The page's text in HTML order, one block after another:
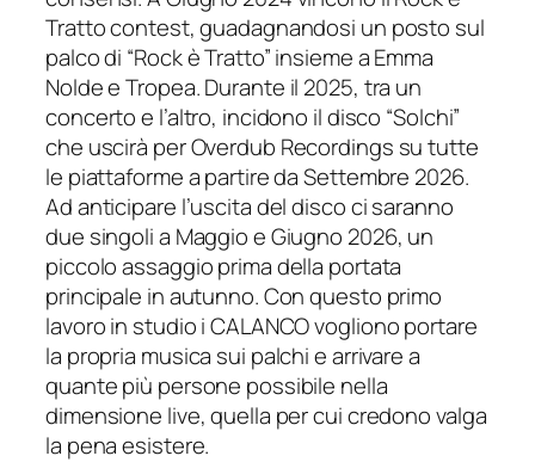
Tratto contest, guadagnandosi un posto sul
palco di “Rock è Tratto” insieme a Emma
Nolde e Tropea. Durante il 2025, tra un
concerto e l’altro, incidono il disco “Solchi”
che uscirà per Overdub Recordings su tutte
le piattaforme a partire da Settembre 2026.
Ad anticipare l’uscita del disco ci saranno
due singoli a Maggio e Giugno 2026, un
piccolo assaggio prima della portata
principale in autunno. Con questo primo
lavoro in studio i CALANCO vogliono portare
la propria musica sui palchi e arrivare a
quante più persone possibile nella
dimensione live, quella per cui credono valga
la pena esistere.